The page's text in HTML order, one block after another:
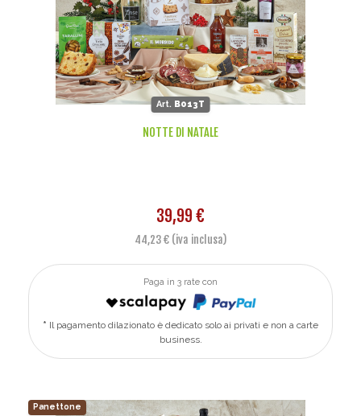
Art. B013T
NOTTE DI NATALE
39,99 €
44,23 € (iva inclusa)
Paga in 3 rate con
Il pagamento dilazionato è dedicato solo ai privati e non a carte
business.
Panettone